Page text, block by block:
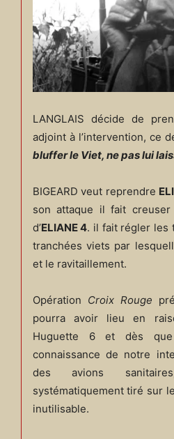
LANGLAIS décide de
adjoint à l’intervention, ce
bluffer le Viet, ne pas lui
BIGEARD veut reprendre
son attaque il fait
d’ELIANE4. il fait régler les
tranchées viets par
et le ravitaillement.
Opération Croix Rouge
pourra avoir lieu en
Huguette 6 et dès
connaissance de notre
des avions
systématiquement tiré sur
inutilisable.